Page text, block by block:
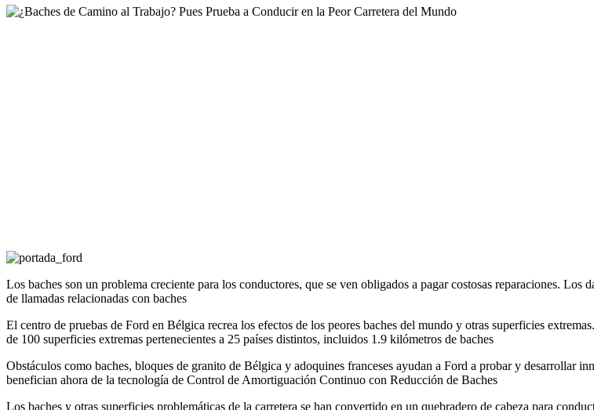
Los baches son un problema creciente para los conductores, que se ven obligados a pagar costosas reparaciones.
de llamadas relacionadas con baches
El centro de pruebas de Ford en Bélgica recrea los efectos de los peores baches del mundo y otras superficies
de 100 superficies extremas pertenecientes a 25 países distintos, incluidos 1.9 kilómetros de baches
Obstáculos como baches, bloques de granito de Bélgica y adoquines franceses ayudan a Ford a probar y desarrollar
benefician ahora de la tecnología de Control de Amortiguación Continuo con Reducción de Baches
Los baches y otras superficies problemáticas de la carretera se han convertido en un quebradero de cabeza para